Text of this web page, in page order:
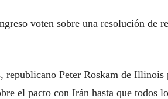
voten sobre una resolución de
republicano Peter Roskam de Illinois
el pacto con Irán hasta que todos